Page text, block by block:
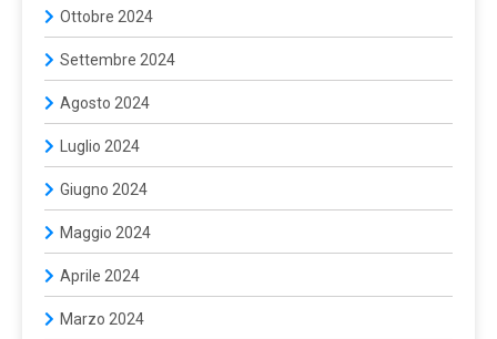
Ottobre 2024
Settembre 2024
Agosto 2024
Luglio 2024
Giugno 2024
Maggio 2024
Aprile 2024
Marzo 2024